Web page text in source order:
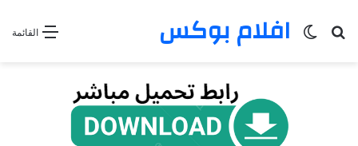
القائمة افلام بوكس بحث عنالوضع المظلم